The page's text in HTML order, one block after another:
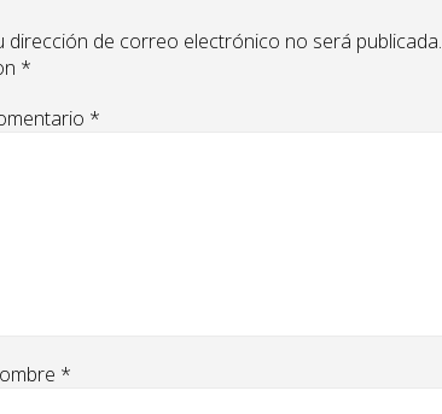
dirección de correo electrónico no será publicada.
*
*
*